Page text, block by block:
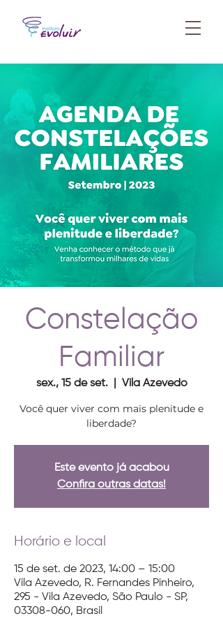
Constelação
Familiar
sex., 15 de set.
  |
Vila Azevedo
Você quer viver com mais plenitude e
liberdade?
Este evento já acabou
Confira outras datas!
Horário e local
15 de set. de 2023, 14:00 – 15:00
Vila Azevedo, R. Fernandes Pinheiro,
295 - Vila Azevedo, São Paulo - SP,
03308-060, Brasil